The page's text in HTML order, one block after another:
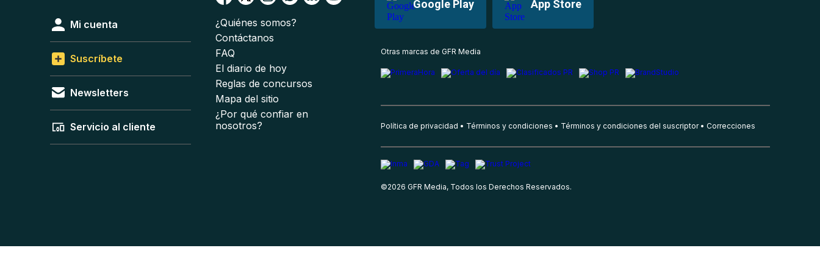
Google Play App Store
Mi cuenta
Suscríbete
Newsletters
Servicio al cliente
¿Quiénes somos?
Contáctanos
FAQ
El diario de hoy
Reglas de concursos
Mapa del sitio
¿Por qué confiar en
nosotros?
Otras marcas de GFR Media
Política de privacidad Términos y condiciones Términos y condiciones del suscriptor Correcciones
©2026 GFR Media, Todos los Derechos Reservados.